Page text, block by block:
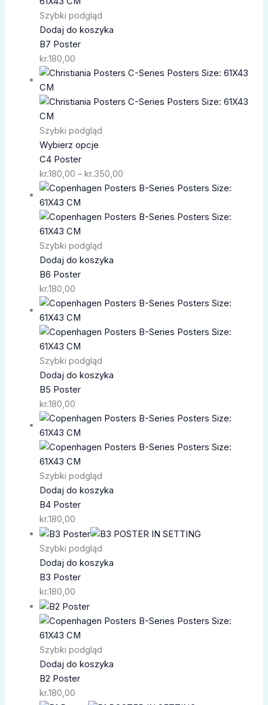
Szybki podgląd
Dodaj do koszyka
B7 Poster
kr.180,00
Szybki podgląd
Wybierz opcje
C4 Poster
kr.180,00 – kr.350,00
Zakres
od
Szybki podgląd
Dodaj do koszyka
B6 Poster
kr.180,00
Szybki podgląd
Dodaj do koszyka
B5 Poster
kr.180,00
Szybki podgląd
Dodaj do koszyka
B4 Poster
kr.180,00
Szybki podgląd
Dodaj do koszyka
B3 Poster
kr.180,00
Szybki podgląd
Dodaj do koszyka
B2 Poster
kr.180,00